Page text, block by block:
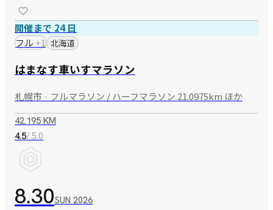
開催まで 24 日
フル+1 北海道
はまなす車いすマラソン
札幌市 · フルマラソン / ハーフマラソン 21.0975km ほか
42.195 KM
4.5/ 5.0
8.30SUN 2026